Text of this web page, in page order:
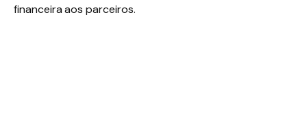
financeira aos parceiros.